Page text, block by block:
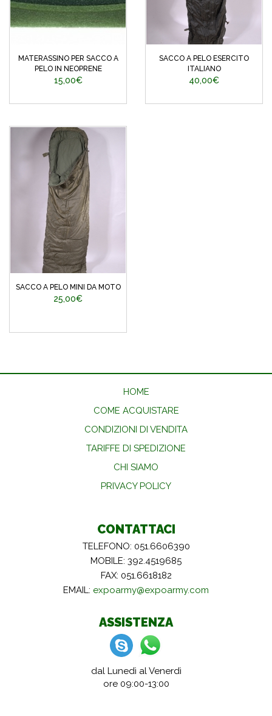
MATERASSINO PER SACCO A
PELO IN NEOPRENE
15,00€
SACCO A PELO ESERCITO
ITALIANO
40,00€
SACCO A PELO MINI DA MOTO
25,00€
HOME
COME ACQUISTARE
CONDIZIONI DI VENDITA
TARIFFE DI SPEDIZIONE
CHI SIAMO
PRIVACY POLICY
CONTATTACI
TELEFONO: 051.6606390
MOBILE: 392.4519685
FAX: 051.6618182
EMAIL: expoarmy@expoarmy.com
ASSISTENZA
dal Lunedì al Venerdì
ore 09:00-13:00